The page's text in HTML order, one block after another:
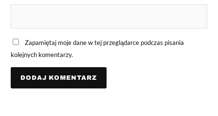
Zapamiętaj moje dane w tej przeglądarce podczas pisania
kolejnych komentarzy.